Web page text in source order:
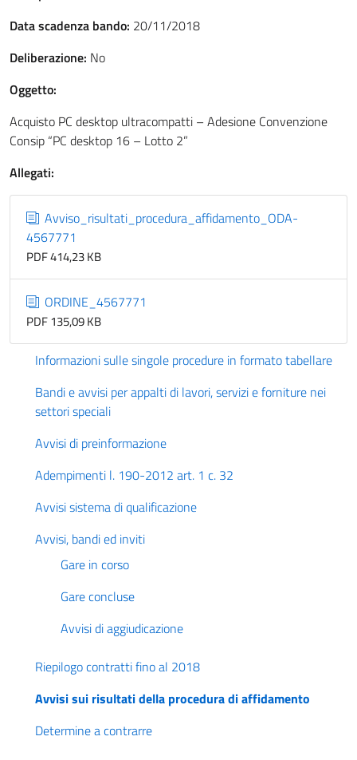
Data scadenza bando: 20/11/2018
Deliberazione: No
Oggetto:
Acquisto PC desktop ultracompatti – Adesione Convenzione
Consip “PC desktop 16 – Lotto 2”
Allegati:
Avviso_risultati_procedura_affidamento_ODA-
4567771
PDF 414,23 KB
ORDINE_4567771
PDF 135,09 KB
Informazioni sulle singole procedure in formato tabellare
Bandi e avvisi per appalti di lavori, servizi e forniture nei
settori speciali
Avvisi di preinformazione
Adempimenti l. 190-2012 art. 1 c. 32
Avvisi sistema di qualificazione
Avvisi, bandi ed inviti
Gare in corso
Gare concluse
Avvisi di aggiudicazione
Riepilogo contratti fino al 2018
Avvisi sui risultati della procedura di affidamento
Determine a contrarre